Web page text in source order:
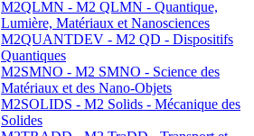
M2QLMN - M2 QLMN - Quantique,
Lumière, Matériaux et Nanosciences
M2QUANTDEV - M2 QD - Dispositifs
Quantiques
M2SMNO - M2 SMNO - Science des
Matériaux et des Nano-Objets
M2SOLIDS - M2 Solids - Mécanique des
Solides